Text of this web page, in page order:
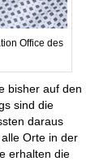
Office des
bisher auf den
sind die
daraus
Orte in der
erhalten die